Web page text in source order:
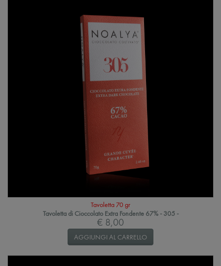
Tavoletta 70 gr
Tavoletta di Cioccolato Extra Fondente 67% - 305 -
€ 8,00
AGGIUNGI AL CARRELLO